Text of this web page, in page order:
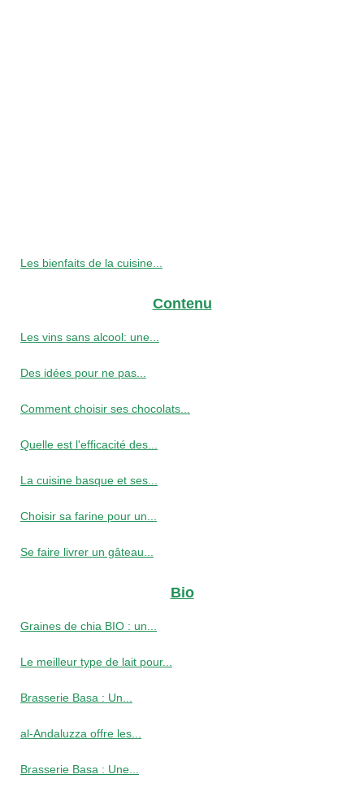
Les bienfaits de la cuisine...
Contenu
Les vins sans alcool: une...
Des idées pour ne pas...
Comment choisir ses chocolats...
Quelle est l'efficacité des...
La cuisine basque et ses...
Choisir sa farine pour un...
Se faire livrer un gâteau...
Bio
Graines de chia BIO : un...
Le meilleur type de lait pour...
Brasserie Basa : Un...
al-Andaluzza offre les...
Brasserie Basa : Une...